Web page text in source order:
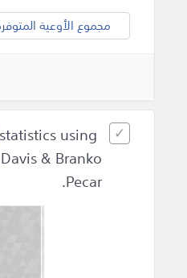
مجموع الأوعية
statistics using
& Branko
Pecar.